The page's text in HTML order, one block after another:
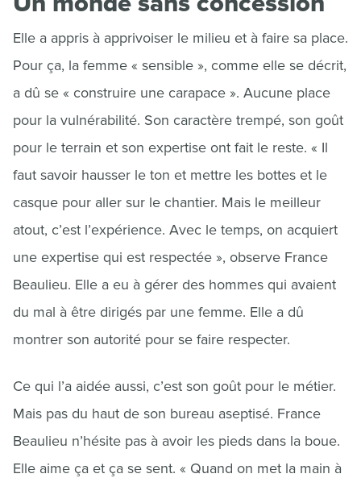
Elle a appris à apprivoiser le milieu et à faire sa place.
Pour ça, la femme « sensible », comme elle se décrit,
a dû se « construire une carapace ». Aucune place
pour la vulnérabilité. Son caractère trempé, son goût
pour le terrain et son expertise ont fait le reste. « Il
faut savoir hausser le ton et mettre les bottes et le
casque pour aller sur le chantier. Mais le meilleur
atout, c’est l’expérience. Avec le temps, on acquiert
une expertise qui est respectée », observe France
Beaulieu. Elle a eu à gérer des hommes qui avaient
du mal à être dirigés par une femme. Elle a dû
montrer son autorité pour se faire respecter.
Ce qui l’a aidée aussi, c’est son goût pour le métier.
Mais pas du haut de son bureau aseptisé. France
Beaulieu n’hésite pas à avoir les pieds dans la boue.
Elle aime ça et ça se sent. « Quand on met la main à